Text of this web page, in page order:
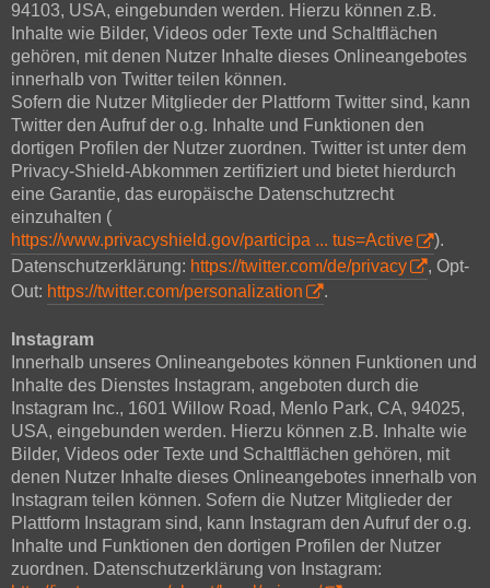
94103, USA, eingebunden werden. Hierzu können z.B.
Inhalte wie Bilder, Videos oder Texte und Schaltflächen
gehören, mit denen Nutzer Inhalte dieses Onlineangebotes
innerhalb von Twitter teilen können.
Sofern die Nutzer Mitglieder der Plattform Twitter sind, kann
Twitter den Aufruf der o.g. Inhalte und Funktionen den
dortigen Profilen der Nutzer zuordnen. Twitter ist unter dem
Privacy-Shield-Abkommen zertifiziert und bietet hierdurch
eine Garantie, das europäische Datenschutzrecht
einzuhalten (
https://www.privacyshield.gov/participa ... tus=Active
).
Datenschutzerklärung: https://twitter.com/de/privacy
, Opt-
Out: https://twitter.com/personalization .
Instagram
Innerhalb unseres Onlineangebotes können Funktionen und
Inhalte des Dienstes Instagram, angeboten durch die
Instagram Inc., 1601 Willow Road, Menlo Park, CA, 94025,
USA, eingebunden werden. Hierzu können z.B. Inhalte wie
Bilder, Videos oder Texte und Schaltflächen gehören, mit
denen Nutzer Inhalte dieses Onlineangebotes innerhalb von
Instagram teilen können. Sofern die Nutzer Mitglieder der
Plattform Instagram sind, kann Instagram den Aufruf der o.g.
Inhalte und Funktionen den dortigen Profilen der Nutzer
zuordnen. Datenschutzerklärung von Instagram: